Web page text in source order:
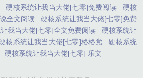
硬核系统让我当大佬[七零]免费阅读
硬核
全文阅读
硬核系统让我当大佬[七零]免费
我当大佬[七零]全文免费阅读
硬核系统让
核系统让我当大佬[七零]格格党
硬核系统
硬核系统让我当大佬[七零] 乐文